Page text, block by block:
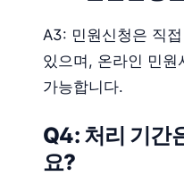
A3: 민원신청은 직
있으며, 온라인 민원
가능합니다.
Q4: 처리 기간
요?